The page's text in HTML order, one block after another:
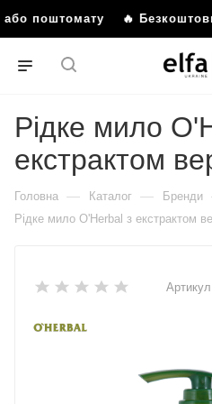
або поштомату 🔥
Рідке мило
екстрактом
Головна — Каталог — Бренди
Рідке мило O'Herbal з екстрактом